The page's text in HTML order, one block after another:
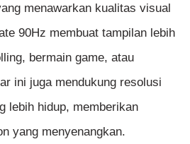
menawarkan kualitas visual
90Hz membuat tampilan lebih
bermain game, atau
ini juga mendukung resolusi
lebih hidup, memberikan
yang menyenangkan.